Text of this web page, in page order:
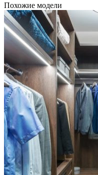
Похожие модели